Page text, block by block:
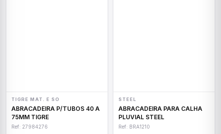
TIGRE MAT. E SO
ABRACADEIRA P/TUBOS 40 A
75MM TIGRE
Ref: 27984276
STEEL
ABRACADEIRA PARA CALHA
PLUVIAL STEEL
Ref: BRA1210